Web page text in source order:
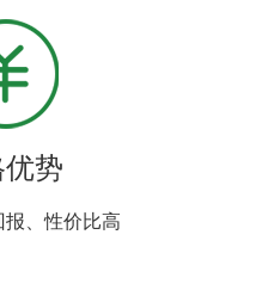
势
、性价比高